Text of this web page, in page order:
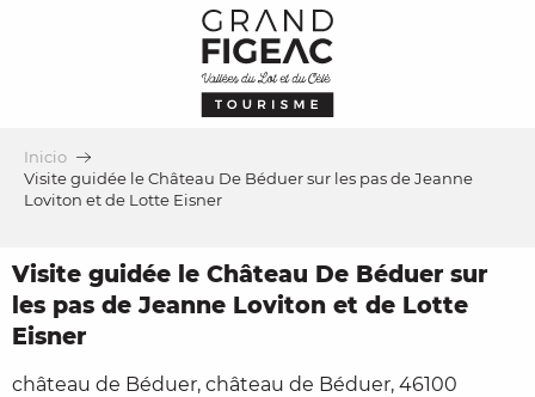
Inicio
Visite guidée le Château De Béduer sur les pas de Jeanne
Loviton et de Lotte Eisner
Visite guidée le Château De Béduer sur
les pas de Jeanne Loviton et de Lotte
Eisner
château de Béduer, château de Béduer, 46100